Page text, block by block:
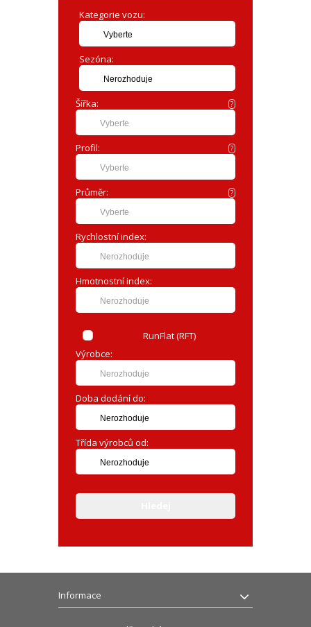
Kategorie vozu:
Vyberte
Sezóna:
Nerozhoduje
Šířka:
?
Vyberte
Profil:
?
Vyberte
Průměr:
?
Vyberte
Rychlostní index:
Nerozhoduje
Hmotnostní index:
Nerozhoduje
RunFlat (RFT)
Výrobce:
Nerozhoduje
Doba dodání do:
Nerozhoduje
Třída výrobců od:
Nerozhoduje
Informace